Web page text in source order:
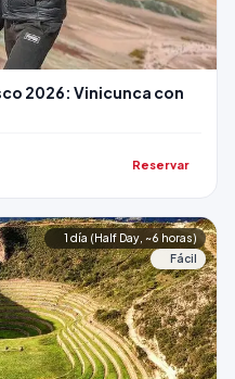
2026: Vinicunca con
Reservar
1 día (Half Day, ~6 horas)
Fácil